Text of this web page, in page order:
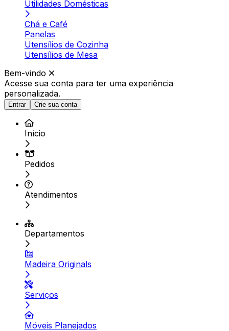
Utilidades Domésticas
Chá e Café
Panelas
Utensílios de Cozinha
Utensílios de Mesa
Bem-vindo
Acesse sua conta para ter uma experiência
personalizada.
Entrar Crie sua conta
Início
Pedidos
Atendimentos
Departamentos
Madeira Originals
Serviços
Móveis Planejados